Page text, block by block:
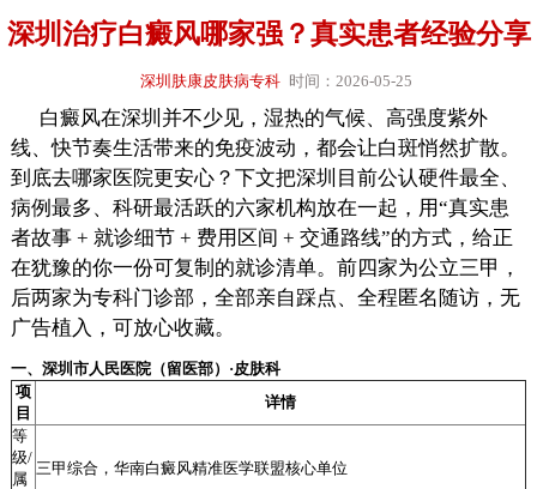
深圳治疗白癜风哪家强？真实患者经验分享
深圳肤康皮肤病专科 时间：2026-05-25
白癜风在深圳并不少见，湿热的气候、高强度紫外
线、快节奏生活带来的免疫波动，都会让白斑悄然扩散。
到底去哪家医院更安心？下文把深圳目前公认硬件最全、
病例最多、科研最活跃的六家机构放在一起，用“真实患
者故事 + 就诊细节 + 费用区间 + 交通路线”的方式，给正
在犹豫的你一份可复制的就诊清单。前四家为公立三甲，
后两家为专科门诊部，全部亲自踩点、全程匿名随访，无
广告植入，可放心收藏。
一、深圳市人民医院（留医部）·皮肤科
项
目
详情
等
级/
属
三甲综合，华南白癜风精准医学联盟核心单位